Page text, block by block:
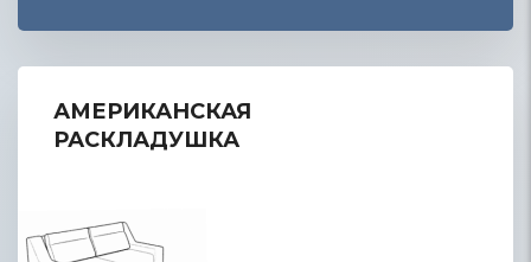
АМЕРИКАНСКАЯ
РАСКЛАДУШКА